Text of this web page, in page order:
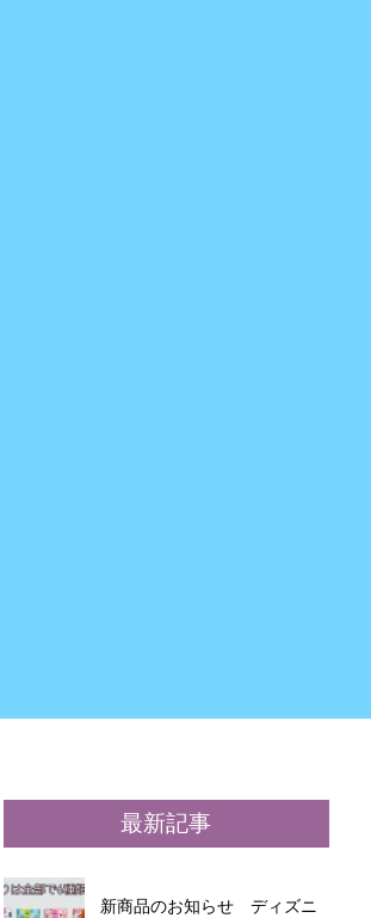
最新記事
新商品のお知らせ ディズニ